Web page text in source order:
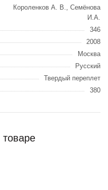
Короленков А. В., Семёнова
И.А.
346
2008
Москва
Русский
Твердый переплет
380